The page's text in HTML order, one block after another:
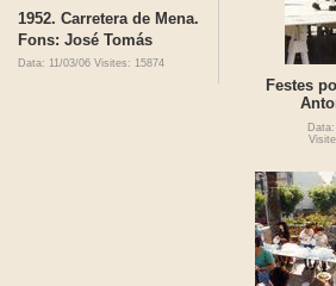
1952. Carretera de Mena.
Fons: José Tomás
Data: 11/03/06 Visites: 15874
Festes